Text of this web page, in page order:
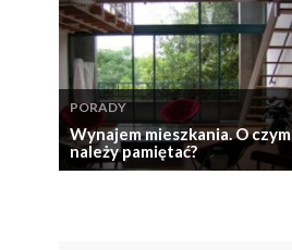
PORADY
Wynajem mieszkania. O czym
należy pamiętać?